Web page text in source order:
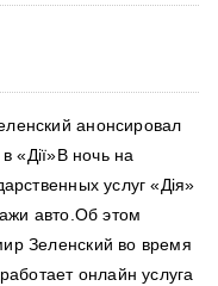
анонсировал
«Дії»В ночь на
услуг «Дія»
авто.Об этом
Зеленский во время
онлайн услуга